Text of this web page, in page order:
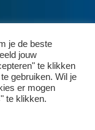
je de beste
jouw
te klikken
gebruiken. Wil je
er mogen
te klikken.